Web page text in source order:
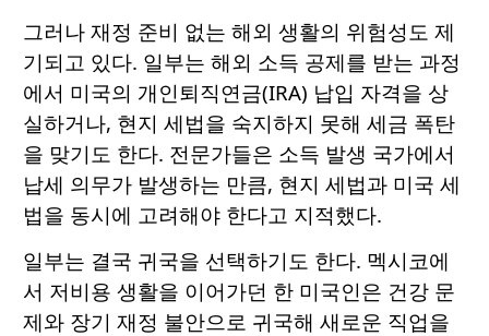
그러나 재정 준비 없는 해외 생활의 위험성도 제
기되고 있다. 일부는 해외 소득 공제를 받는 과정
에서 미국의 개인퇴직연금(IRA) 납입 자격을 상
실하거나, 현지 세법을 숙지하지 못해 세금 폭탄
을 맞기도 한다. 전문가들은 소득 발생 국가에서
납세 의무가 발생하는 만큼, 현지 세법과 미국 세
법을 동시에 고려해야 한다고 지적했다.
일부는 결국 귀국을 선택하기도 한다. 멕시코에
서 저비용 생활을 이어가던 한 미국인은 건강 문
제와 장기 재정 불안으로 귀국해 새로운 직업을